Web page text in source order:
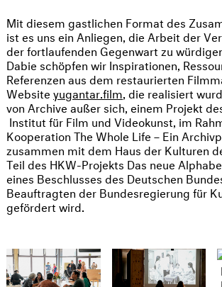
Mit diesem gastlichen Format des
ist es uns ein Anliegen, die Arbeit der
der fortlaufenden Gegenwart zu
Dabie schöpfen wir Inspirationen,
Referenzen aus dem restaurierten
Website yugantar.film, die realisiert
von Archive außer sich, einem Projekt
Institut für Film und Videokunst, im
Kooperation The Whole Life – Ein
zusammen mit dem Haus der Kulturen
Teil des HKW-Projekts Das neue
eines Beschlusses des Deutschen
Beauftragten der Bundesregierung für
gefördert wird.